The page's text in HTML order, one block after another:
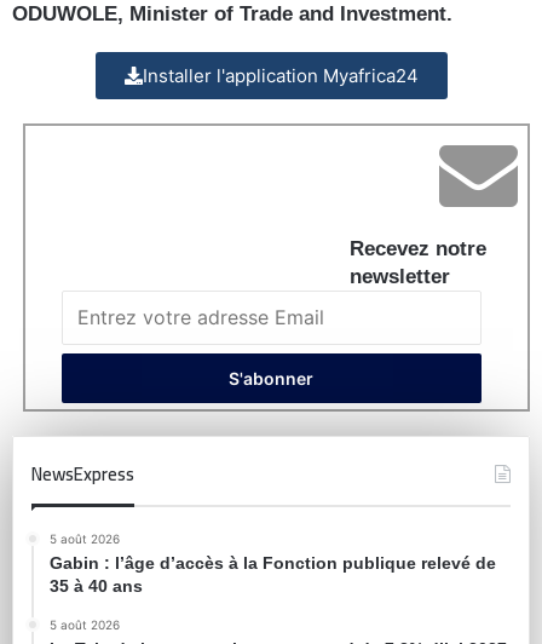
ODUWOLE, Minister of Trade and Investment.
Installer l'application Myafrica24
Recevez notre
newsletter
NewsExpress
5 août 2026
Gabin : l’âge d’accès à la Fonction publique relevé de
35 à 40 ans
5 août 2026